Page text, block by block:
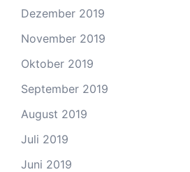
Dezember 2019
November 2019
Oktober 2019
September 2019
August 2019
Juli 2019
Juni 2019